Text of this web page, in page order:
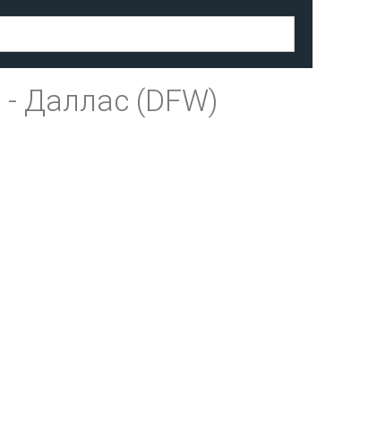
- Даллас (DFW)